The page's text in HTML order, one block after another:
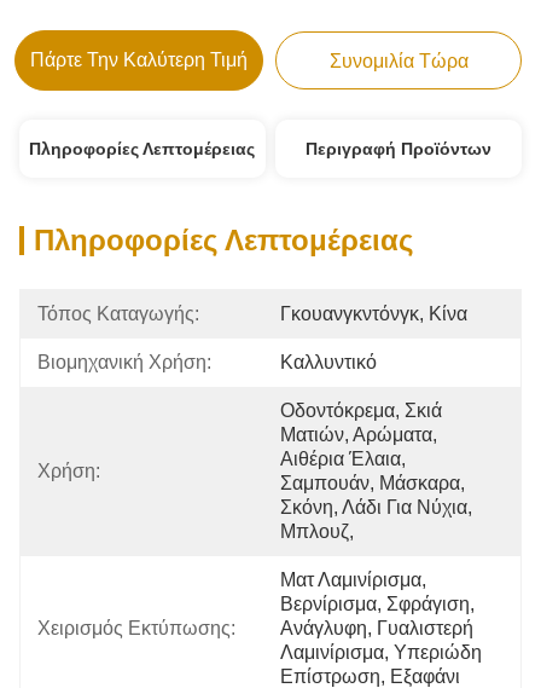
Πάρτε Την Καλύτερη Τιμή Συνομιλία Τώρα
Πληροφορίες Λεπτομέρειας Περιγραφή Προϊόντων
Πληροφορίες Λεπτομέρειας
Τόπος Καταγωγής: Γκουανγκντόνγκ, Κίνα
Βιομηχανική Χρήση: Καλλυντικό
Χρήση:
Οδοντόκρεμα, Σκιά
Ματιών, Αρώματα,
Αιθέρια Έλαια,
Σαμπουάν, Μάσκαρα,
Σκόνη, Λάδι Για Νύχια,
Μπλουζ,
Χειρισμός Εκτύπωσης:
Ματ Λαμινίρισμα,
Βερνίρισμα, Σφράγιση,
Ανάγλυφη, Γυαλιστερή
Λαμινίρισμα, Υπεριώδη
Επίστρωση, Εξαφάνι